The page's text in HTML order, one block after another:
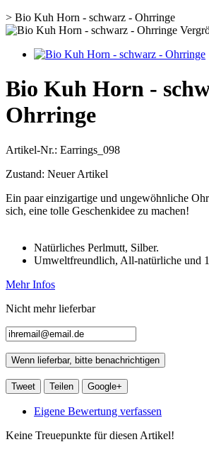
> Bio Kuh Horn - schwarz - Ohrringe
Bio Kuh Horn -
Ohrringe
Artikel-Nr.: Earrings_098
Zustand: Neuer Artikel
Ein paar einzigartige und ungewöhnliche
sich, eine tolle Geschenkidee zu machen!
Natürliches Perlmutt, Silber.
Umweltfreundlich, All-natürliche und
Mehr Infos
Nicht mehr lieferbar
Wenn lieferbar, bitte benachrichtigen
Tweet Teilen Google+
Eigene Bewertung verfassen
Keine Treuepunkte für diesen Artikel!